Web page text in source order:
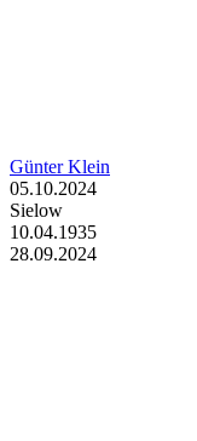
Günter Klein
05.10.2024
Sielow
10.04.1935
28.09.2024